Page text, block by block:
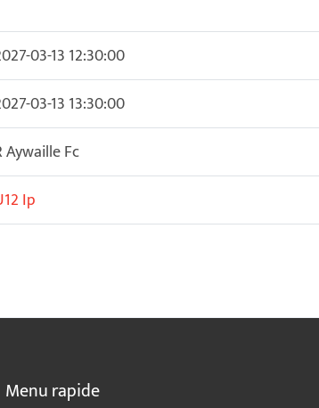
03-13 12:30:00
03-13 13:30:00
Aywaille Fc
Ip
Menu rapide